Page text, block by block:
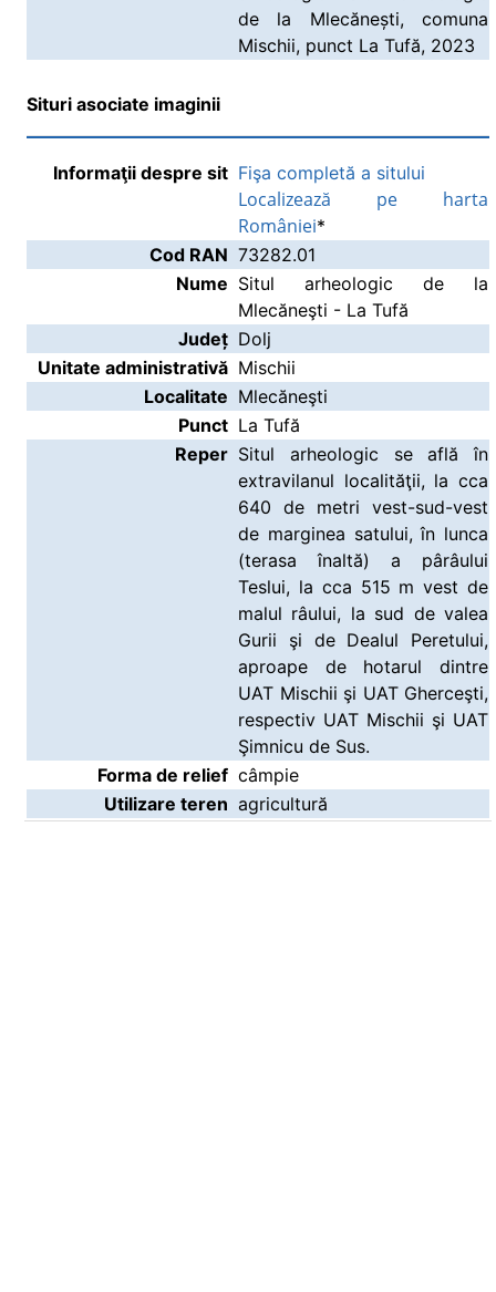
de la Mlecănești, comuna
Mischii, punct La Tufă, 2023
Situri asociate imaginii
Informaţii despre sit Fişa completă a sitului
Localizează pe harta
României*
Cod RAN 73282.01
Nume Situl arheologic de la
Mlecăneşti - La Tufă
Județ Dolj
Unitate administrativă Mischii
Localitate Mlecăneşti
Punct La Tufă
Reper Situl arheologic se află în
extravilanul localităţii, la cca
640 de metri vest-sud-vest
de marginea satului, în lunca
(terasa înaltă) a pârâului
Teslui, la cca 515 m vest de
malul râului, la sud de valea
Gurii şi de Dealul Peretului,
aproape de hotarul dintre
UAT Mischii şi UAT Gherceşti,
respectiv UAT Mischii şi UAT
Şimnicu de Sus.
Forma de relief câmpie
Utilizare teren agricultură